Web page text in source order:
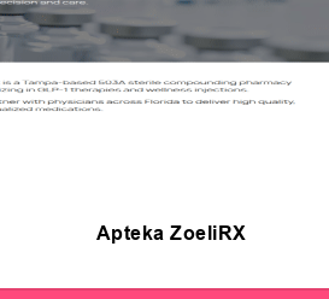
Apteka ZoeliRX